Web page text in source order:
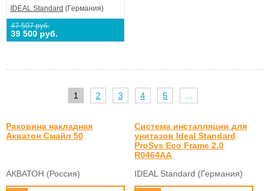
IDEAL Standard (Германия)
47 507 руб.
39 500 руб.
1 2 3 4 5
Раковина накладная
Акватон Смайл 50
АКВАТОН (Россия)
Система инсталляции для
унитазов Ideal Standard
ProSys Eco Frame 2.0
R0464AA
IDEAL Standard (Германия)